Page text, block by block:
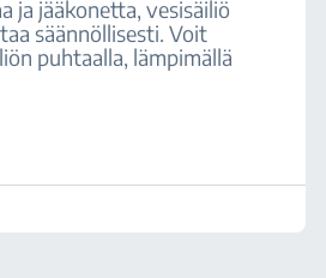
ja jääkonetta, vesisäiliö
säännöllisesti. Voit
puhtaalla, lämpimällä